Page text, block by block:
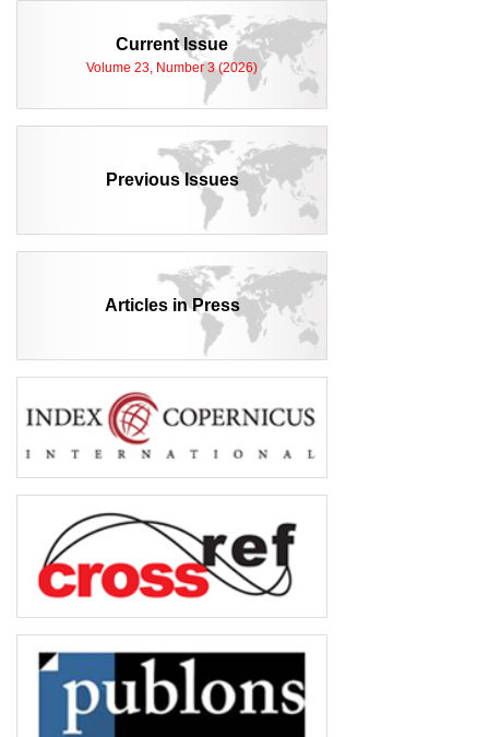
Current Issue
Volume 23, Number 3 (2026)
Previous Issues
Articles in Press